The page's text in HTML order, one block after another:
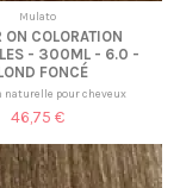
Mulato
ON COLORATION
- 300ML - 6.0 -
FONCÉ
naturelle pour cheveux
46,75 €